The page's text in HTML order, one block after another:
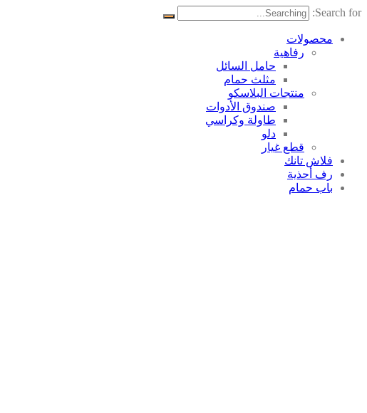
Search for:
محصولات
رفاهية
حامل السائل
مثلث حمام
منتجات البلاسکو
صندوق الأدوات
طاولة وكراسي
دلو
قطع غيار
فلاش تانك
رف أحذية
باب حمام